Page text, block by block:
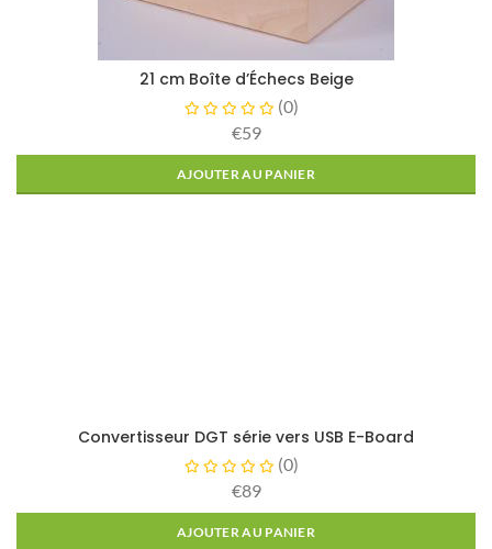
21 cm Boîte d’Échecs Beige
(0)
€59
AJOUTER AU PANIER
Convertisseur DGT série vers USB E-Board
(0)
€89
AJOUTER AU PANIER